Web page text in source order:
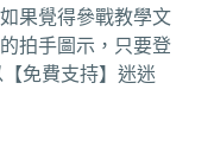
果覺得參戰教學文
拍手圖示，只要登
免費支持】迷迷